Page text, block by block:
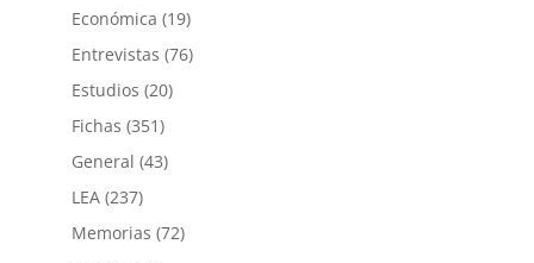
Económica (19)
Entrevistas (76)
Estudios (20)
Fichas (351)
General (43)
LEA(237)
Memorias (72)